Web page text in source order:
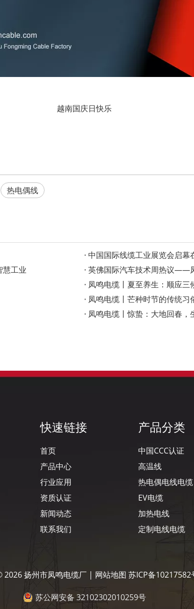
越南国庆日快乐
热电偶线
中国国际线缆工业展览会启
慧工业
英佛国际汽车技术周热议——
凤鸣电缆丨夏至养生：顺应三
凤鸣电缆丨芒种时节的传统习
凤鸣电缆丨惊蛰：大地回春，
快速链接
首页
产品中心
行业应用
资质认证
新闻动态
联系我们
产品分类
中国CCC认证
高温线
热电偶电线电缆
EV电缆
加热电线
定制电线电缆
2026扬州市凤鸣电缆厂 | 网站地图 苏ICP备10217582
苏公网安备 32102302010259号